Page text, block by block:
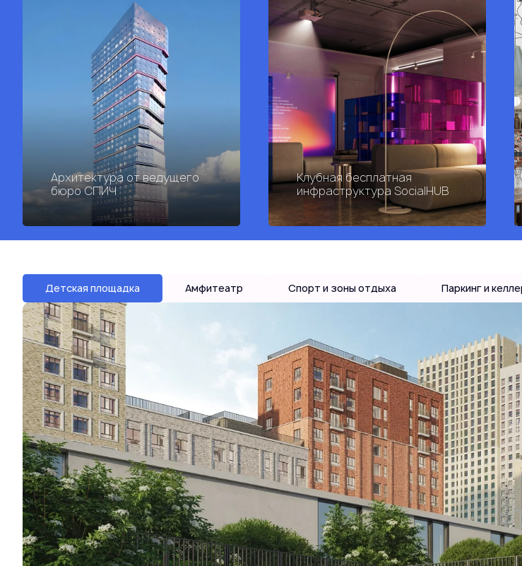
Архитектура от ведущего
бюро СПИЧ
Клубная бесплатная
инфраструктура SocialHUB
Детская площадка Амфитеатр Спорт и зоны отдыха Паркинг и